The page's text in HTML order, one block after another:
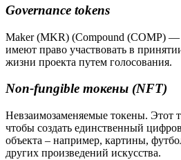
Governance tokens
Maker (MKR) (Compound (COMP) —
имеют право участвовать в
жизни проекта путем голосования.
Non-fungible токены (NFT)
Невзаимозаменяемые токены. Этот
чтобы создать единственный
объекта – например, картины,
других произведений искусства.